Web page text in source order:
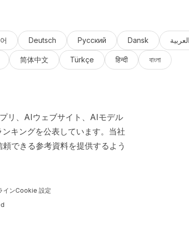
Deutsch Русский Dansk العربية
简体中文 Türkçe हिन्दी বাংলা
リ、AIウェブサイト、AIモデル
キングを公表しています。当社
できる参考資料を提供するよう
インCookie 設定